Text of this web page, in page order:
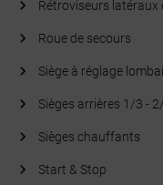
Rétroviseurs latéraux
Roue de secours
Siège à réglage
Sièges arrières 1/3 -
Sièges chauffants
Start & Stop